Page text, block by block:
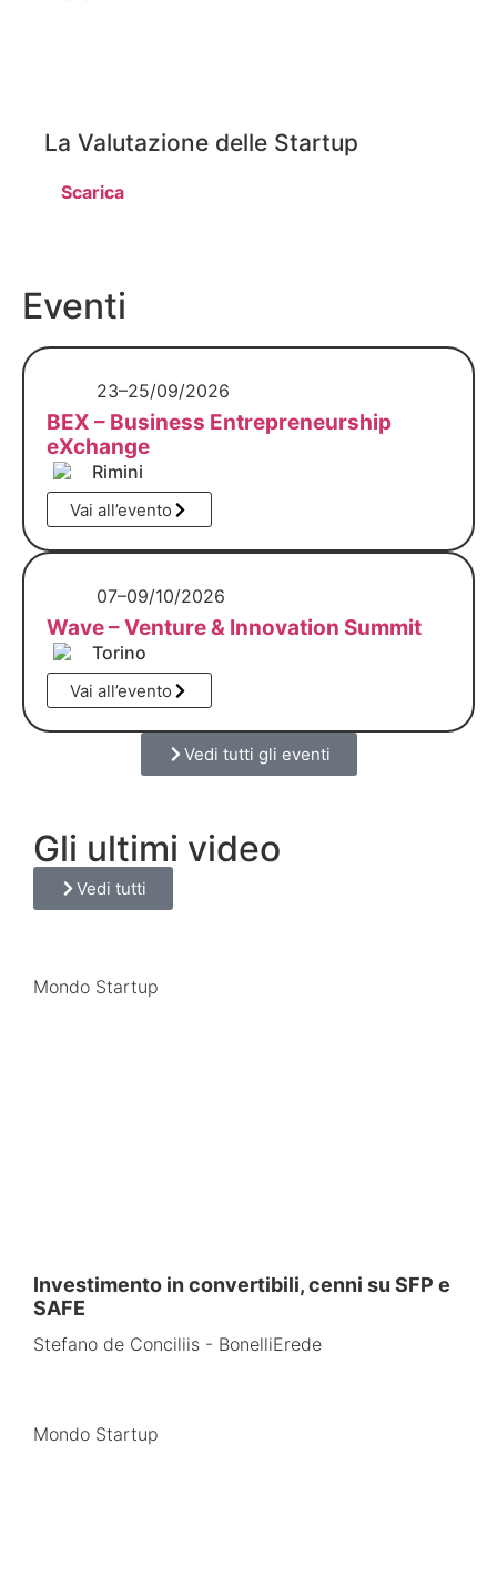
La Valutazione delle Startup
Scarica
Eventi
23–25/09/2026
BEX – Business Entrepreneurship
eXchange
Rimini
Vai all’evento
07–09/10/2026
Wave – Venture & Innovation Summit
Torino
Vai all’evento
Vedi tutti gli eventi
Gli ultimi video
Vedi tutti
Mondo Startup​​
Investimento in convertibili, cenni su SFP e
SAFE
Stefano de Conciliis - BonelliErede
Mondo Startup​​